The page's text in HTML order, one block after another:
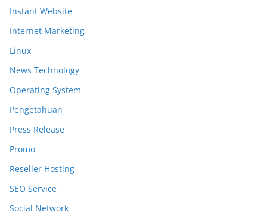
Instant Website
Internet Marketing
Linux
News Technology
Operating System
Pengetahuan
Press Release
Promo
Reseller Hosting
SEO Service
Social Network